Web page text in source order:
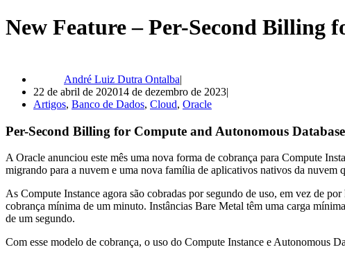
New Feature – Per-Second Billing
André Luiz Dutra Ontalba
22 de abril de 202014 de dezembro de 2023
Artigos, Banco de Dados, Cloud, Oracle
Per-Second Billing for Compute and Autonomous Database
A Oracle anunciou este mês uma nova forma de cobrança para Compute
migrando para a nuvem e uma nova família de aplicativos nativos da nuvem
As Compute Instance agora são cobradas por segundo de uso, em vez de
cobrança mínima de um minuto. Instâncias Bare Metal têm uma carga
de um segundo.
Com esse modelo de cobrança, o uso do Compute Instance e Autonomous